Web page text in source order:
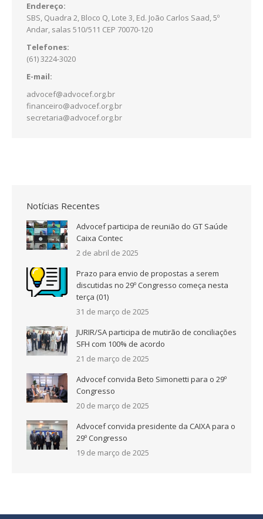
Endereço:
SBS, Quadra 2, Bloco Q, Lote 3, Ed. João Carlos Saad, 5º
Andar, salas 510/511 CEP 70070-120
Telefones:
(61) 3224-3020
E-mail:
advocef@advocef.org.br
financeiro@advocef.org.br
secretaria@advocef.org.br
Notícias Recentes
Advocef participa de reunião do GT Saúde
Caixa Contec
2 de abril de 2025
Prazo para envio de propostas a serem
discutidas no 29º Congresso começa nesta
terça (01)
31 de março de 2025
JURIR/SA participa de mutirão de conciliações
SFH com 100% de acordo
21 de março de 2025
Advocef convida Beto Simonetti para o 29º
Congresso
20 de março de 2025
Advocef convida presidente da CAIXA para o
29º Congresso
19 de março de 2025